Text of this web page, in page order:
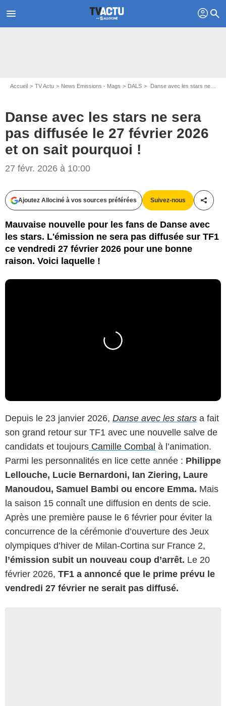
menu profil search
Accueil TV Actu News Emissions - Mags DALS Danse avec les stars ne sera pas diffusée le 27 février 2026 et on sait pourquoi !
Danse avec les stars ne sera
pas diffusée le 27 février 2026
et on sait pourquoi !
27 févr. 2026 à 10:00
Ajoutez Allociné à vos sources préférées Suivez-nous
Mauvaise nouvelle pour les fans de Danse avec
les stars. L'émission ne sera pas diffusée sur TF1
ce vendredi 27 février 2026 pour une bonne
raison. Voici laquelle !
Depuis le 23 janvier 2026, Danse avec les stars a fait
son grand retour sur TF1 avec une nouvelle salve de
candidats et toujours Camille Combal à l’animation.
Parmi les personnalités en lice cette année : Philippe
Lellouche, Lucie Bernardoni, Ian Ziering, Laure
Manoudou, Samuel Bambi ou encore Emma. Mais
la saison 15 connaît une diffusion en dents de scie.
Après une première pause le 6 février pour éviter la
concurrence de la cérémonie d’ouverture des Jeux
olympiques d’hiver de Milan-Cortina sur France 2,
l’émission subit un nouveau coup d’arrêt. Le 20
février 2026, TF1 a annoncé que le prime prévu le
vendredi 27 février ne serait pas diffusé.